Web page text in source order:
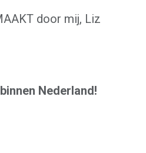
door mij, Liz
Nederland!